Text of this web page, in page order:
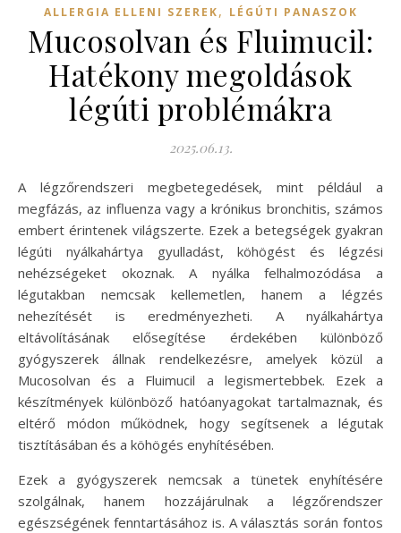
ALLERGIA ELLENI SZEREK, LÉGÚTI PANASZOK
Mucosolvan és Fluimucil:
Hatékony megoldások
légúti problémákra
2025.06.13.
A légzőrendszeri megbetegedések, mint például a
megfázás, az influenza vagy a krónikus bronchitis, számos
embert érintenek világszerte. Ezek a betegségek gyakran
légúti nyálkahártya gyulladást, köhögést és légzési
nehézségeket okoznak. A nyálka felhalmozódása a
légutakban nemcsak kellemetlen, hanem a légzés
nehezítését is eredményezheti. A nyálkahártya
eltávolításának elősegítése érdekében különböző
gyógyszerek állnak rendelkezésre, amelyek közül a
Mucosolvan és a Fluimucil a legismertebbek. Ezek a
készítmények különböző hatóanyagokat tartalmaznak, és
eltérő módon működnek, hogy segítsenek a légutak
tisztításában és a köhögés enyhítésében.
Ezek a gyógyszerek nemcsak a tünetek enyhítésére
szolgálnak, hanem hozzájárulnak a légzőrendszer
egészségének fenntartásához is. A választás során fontos